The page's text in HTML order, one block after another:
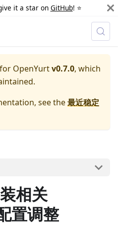
it a star on GitHub! ⭐️
OpenYurtv0.7.0, which
see the最近稳定
相关
置调整